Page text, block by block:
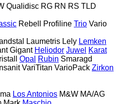
Qualidisc RG RN RS TLD
Rebell Profiline Trio Vario
Laumetris Lely Lemken
Gigant Heliodor Juwel Karat
Opal Rubin Smaragd
VariTitan VarioPack Zirkon
Los Antonios M&W MA/AG